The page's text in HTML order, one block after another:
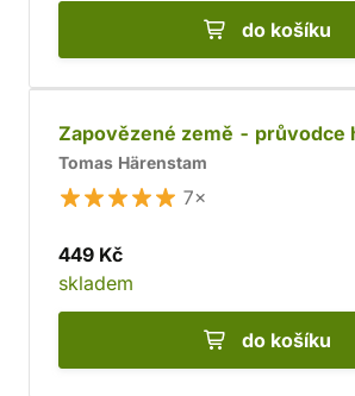
do košíku
Zapovězené země - průvodce
Tomas Härenstam
7×
449 Kč
skladem
do košíku